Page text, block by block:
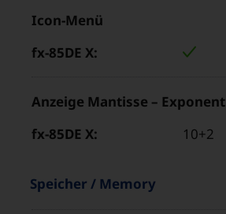
Icon-Menü
Anzeige Mantisse – Exponent
10+2
Eigenschaften
Speicher / Memory